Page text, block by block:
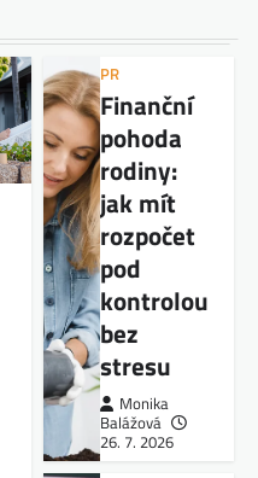
PR
Finanční
pohoda
rodiny:
jak mít
rozpočet
pod
kontrolou
bez
stresu
Monika
Balážová
26. 7. 2026